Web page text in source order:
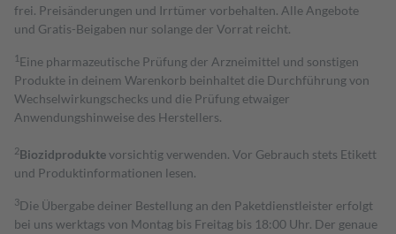
frei. Preisänderungen und Irrtümer vorbehalten. Alle Angebote
und Gratis-Beigaben nur solange der Vorrat reicht.
1 Eine pharmazeutische Prüfung der Arzneimittel und sonstigen
Produkte in deinem Warenkorb beinhaltet die Durchführung von
Wechselwirkungschecks und die Prüfung etwaiger
Anwendungshinweise des Herstellers.
2Biozidproduktevorsichtig verwenden. Vor Gebrauch stets Etikett
und Produktinformationen lesen.
3Die Übergabe deiner Bestellung an den Paketdienstleister erfolgt
bei uns werktags von Montag bis Freitag bis 18:00 Uhr. Der genaue